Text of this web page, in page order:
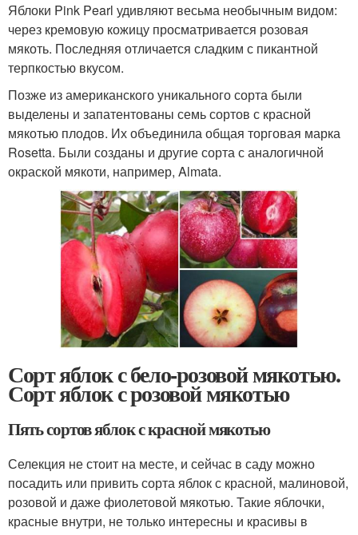
Яблоки Pink Pearl удивляют весьма необычным видом:
через кремовую кожицу просматривается розовая
мякоть. Последняя отличается сладким с пикантной
терпкостью вкусом.
Позже из американского уникального сорта были
выделены и запатентованы семь сортов с красной
мякотью плодов. Их объединила общая торговая марка
Rosetta. Были созданы и другие сорта с аналогичной
окраской мякоти, например, Almata.
Сорт яблок с бело-розовой мякотью.
Сорт яблок с розовой мякотью
Пять сортов яблок с красной мякотью
Селекция не стоит на месте, и сейчас в саду можно
посадить или привить сорта яблок с красной, малиновой,
розовой и даже фиолетовой мякотью. Такие яблочки,
красные внутри, не только интересны и красивы в